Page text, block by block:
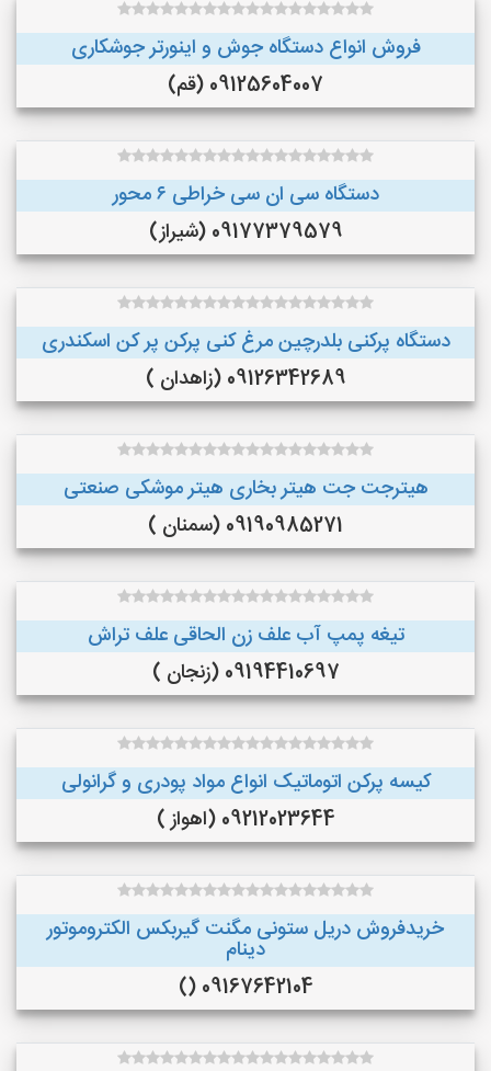
فروش انواع دستگاه جوش و اینورتر جوشکاری
09125604007 (قم)
دستگاه سی ان سی خراطی ۶ محور
09177379579 (شیراز)
دستگاه پرکنی بلدرچین مرغ کنی پرکن پر کن اسکندری
09126342689 (زاهدان )
هیترجت جت هیتر بخاری هیتر موشکی صنعتی
09190985271 (سمنان )
تیغه پمپ آب علف زن الحاقی علف تراش
09194410697 (زنجان )
کیسه پرکن اتوماتیک انواع مواد پودری و گرانولی
09212023644 (اهواز )
خریدفروش دریل ستونی مگنت گیربکس الکتروموتور
دینام
09167642104 ()